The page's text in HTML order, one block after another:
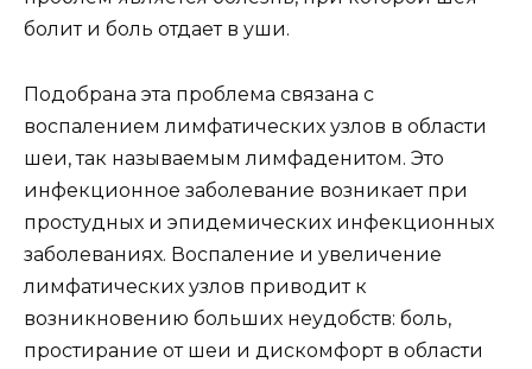
болит и боль отдает в уши.
Подобрана эта проблема связана с
воспалением лимфатических узлов в области
шеи, так называемым лимфаденитом. Это
инфекционное заболевание возникает при
простудных и эпидемических инфекционных
заболеваниях. Воспаление и увеличение
лимфатических узлов приводит к
возникновению больших неудобств: боль,
простирание от шеи и дискомфорт в области